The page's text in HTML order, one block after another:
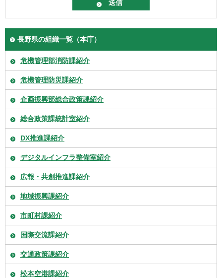
長野県の組織一覧（本庁）
危機管理部消防課紹介
危機管理防災課紹介
企画振興部総合政策課紹介
総合政策課統計室紹介
DX推進課紹介
デジタルインフラ整備室紹介
広報・共創推進課紹介
地域振興課紹介
市町村課紹介
国際交流課紹介
交通政策課紹介
松本空港課紹介